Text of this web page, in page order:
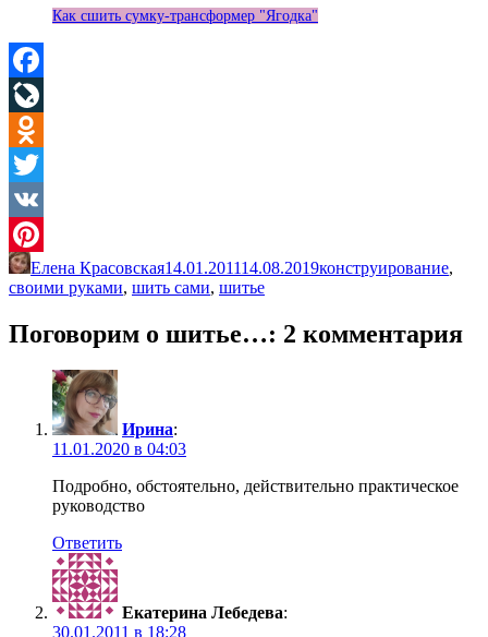
Как сшить сумку-трансформер "Ягодка"
Facebook
LiveJournal
Odnoklassniki
Twitter
VK
Pinterest
Елена Красовская14.01.201114.08.2019конструирование,
своими руками, шить сами, шитье
Поговорим о шитье…: 2 комментария
Ирина:
11.01.2020 в 04:03
Подробно, обстоятельно, действительно практическое
руководство
Ответить
Екатерина Лебедева:
30.01.2011 в 18:28